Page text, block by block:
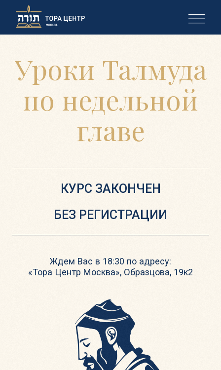
по недельной
главе
Ждем Вас в 18:30 по адресу:
«Тора Центр Москва», Образцова, 19к2
КУРС ЗАКОНЧЕН